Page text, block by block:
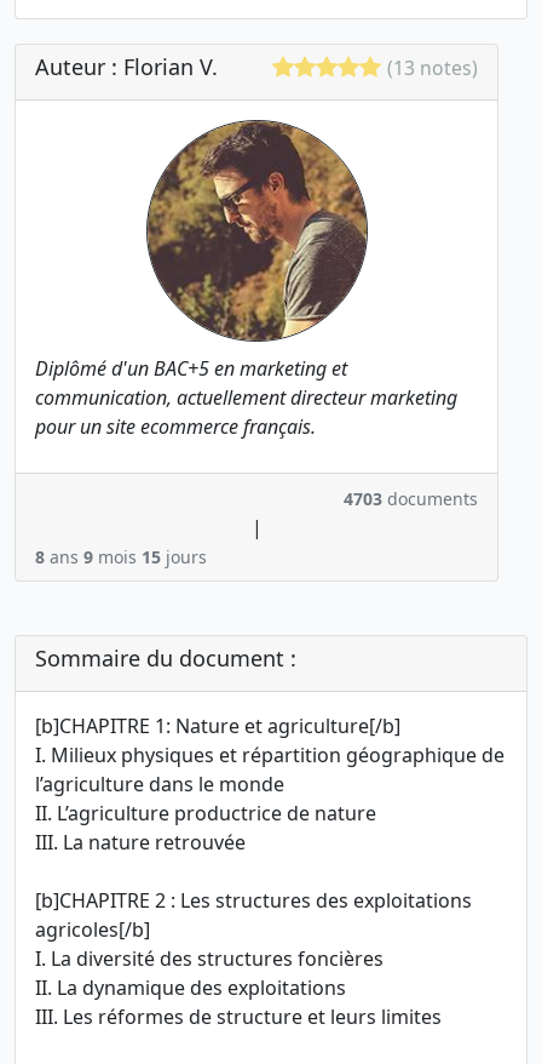
Auteur : Florian V. (13 notes)
Diplômé d'un BAC+5 en marketing et
communication, actuellement directeur marketing
pour un site ecommerce français.
4703 documents
|
8 ans 9 mois 15 jours
Sommaire du document :
[b]CHAPITRE 1: Nature et agriculture[/b]
I. Milieux physiques et répartition géographique de
l’agriculture dans le monde
II. L’agriculture productrice de nature
III. La nature retrouvée
[b]CHAPITRE 2 : Les structures des exploitations
agricoles[/b]
I. La diversité des structures foncières
II. La dynamique des exploitations
III. Les réformes de structure et leurs limites